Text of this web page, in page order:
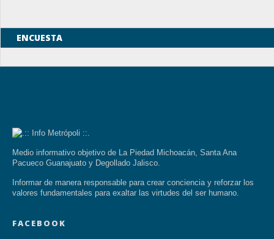
ENCUESTA
Medio informativo objetivo de La Piedad Michoacán, Santa Ana
Pacueco Guanajuato y Degollado Jalisco.
Informar de manera responsable para crear conciencia y reforzar los
valores fundamentales para exaltar las virtudes del ser humano.
FACEBOOK